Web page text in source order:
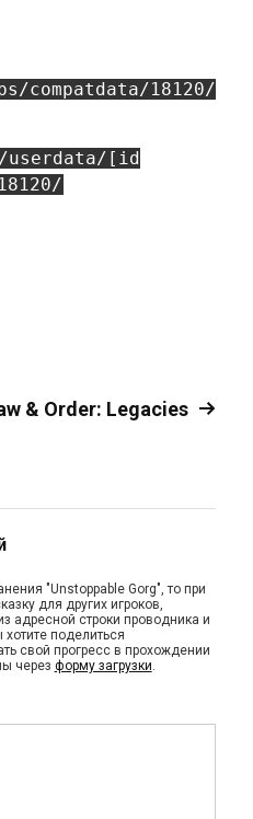
compatdata/18120/
userdata/[id
& Order: Legacies
"Unstoppable Gorg", то при
для других игроков,
адресной строки проводника и
поделиться
свой прогресс в прохождении
через форму загрузки.